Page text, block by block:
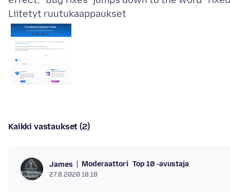
Liitetyt ruutukaappaukset
Kaikki vastaukset (2)
James Moderaattori Top 10 -avustaja
27.8.2020 18.18